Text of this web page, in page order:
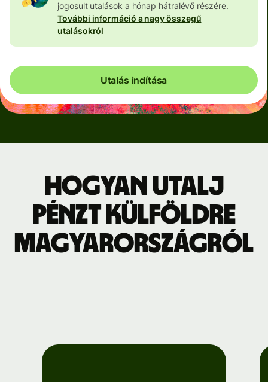
jogosult utalások a hónap hátralévő részére.
További információ a nagy összegű
utalásokról
Utalás indítása
Hogyan utalj
pénzt külföldre
Magyarországról